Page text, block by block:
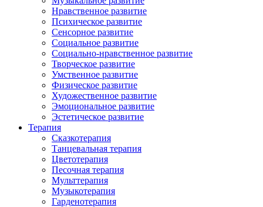
Нравственное развитие
Психическое развитие
Сенсорное развитие
Социальное развитие
Социально-нравственное развитие
Творческое развитие
Умственное развитие
Физическое развитие
Художественное развитие
Эмоциональное развитие
Эстетическое развитие
Терапия
Сказкотерапия
Танцевальная терапия
Цветотерапия
Песочная терапия
Мульттерапия
Музыкотерапия
Гарденотерапия